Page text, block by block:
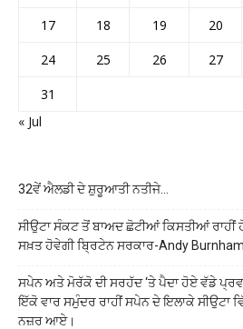
17
18 19 20
24
25 26 27
31
« Jul
32ਵੇਂ ਐਲਡੀ ਦੇ ਸ਼ੁਰੂਆਤੀ ਨਤੀਜੇ…
ਸੀਉਟਾ ਸੰਕਟ ਤੋਂ ਬਾਅਦ ਛੋਟੀਆਂ ਕਿਸਤੀਆਂ ਰਾਹੀਂ
ਸਖ਼ਤ ਹੋਵੇਗੀ ਬ੍ਰਿਟੇਨ ਸਰਕਾਰ-Andy Burnham
ਸਪੇਨ ਅਤੇ ਮੋਰੱਕੋ ਦੀ ਸਰਹੱਦ ‘ਤੇ ਪੈਦਾ ਹੋਏ ਵੱਡੇ
ਇੱਕੋ ਵਾਰ ਸਮੁੰਦਰ ਰਾਹੀਂ ਸਪੇਨ ਦੇ ਇਲਾਕੇ ਸੀਉਟਾ
ਨਜ਼ਰ ਆਏ।